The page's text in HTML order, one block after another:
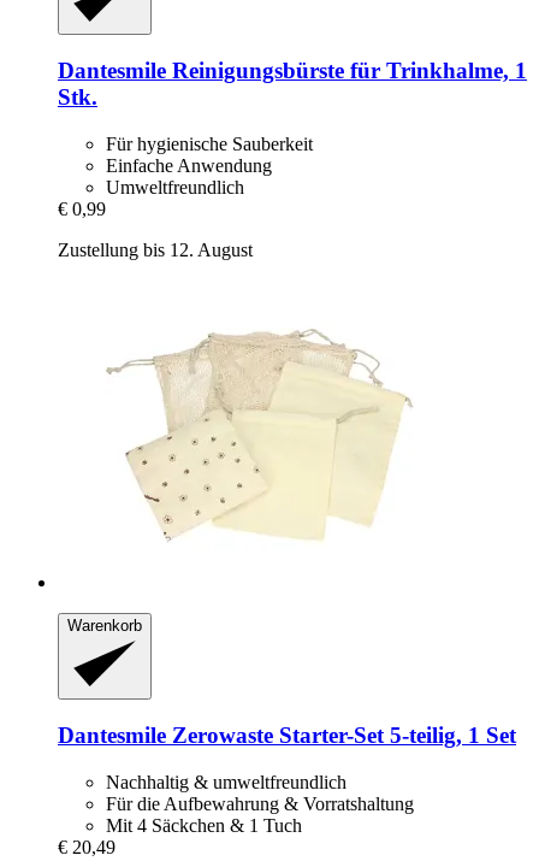
Dantesmile Reinigungsbürste für Trinkhalme, 1
Stk.
Für hygienische Sauberkeit
Einfache Anwendung
Umweltfreundlich
€ 0,99
Zustellung bis 12. August
Warenkorb
Dantesmile Zerowaste Starter-​Set 5-​teilig, 1 Set
Nachhaltig & umweltfreundlich
Für die Aufbewahrung & Vorratshaltung
Mit 4 Säckchen & 1 Tuch
€ 20,49